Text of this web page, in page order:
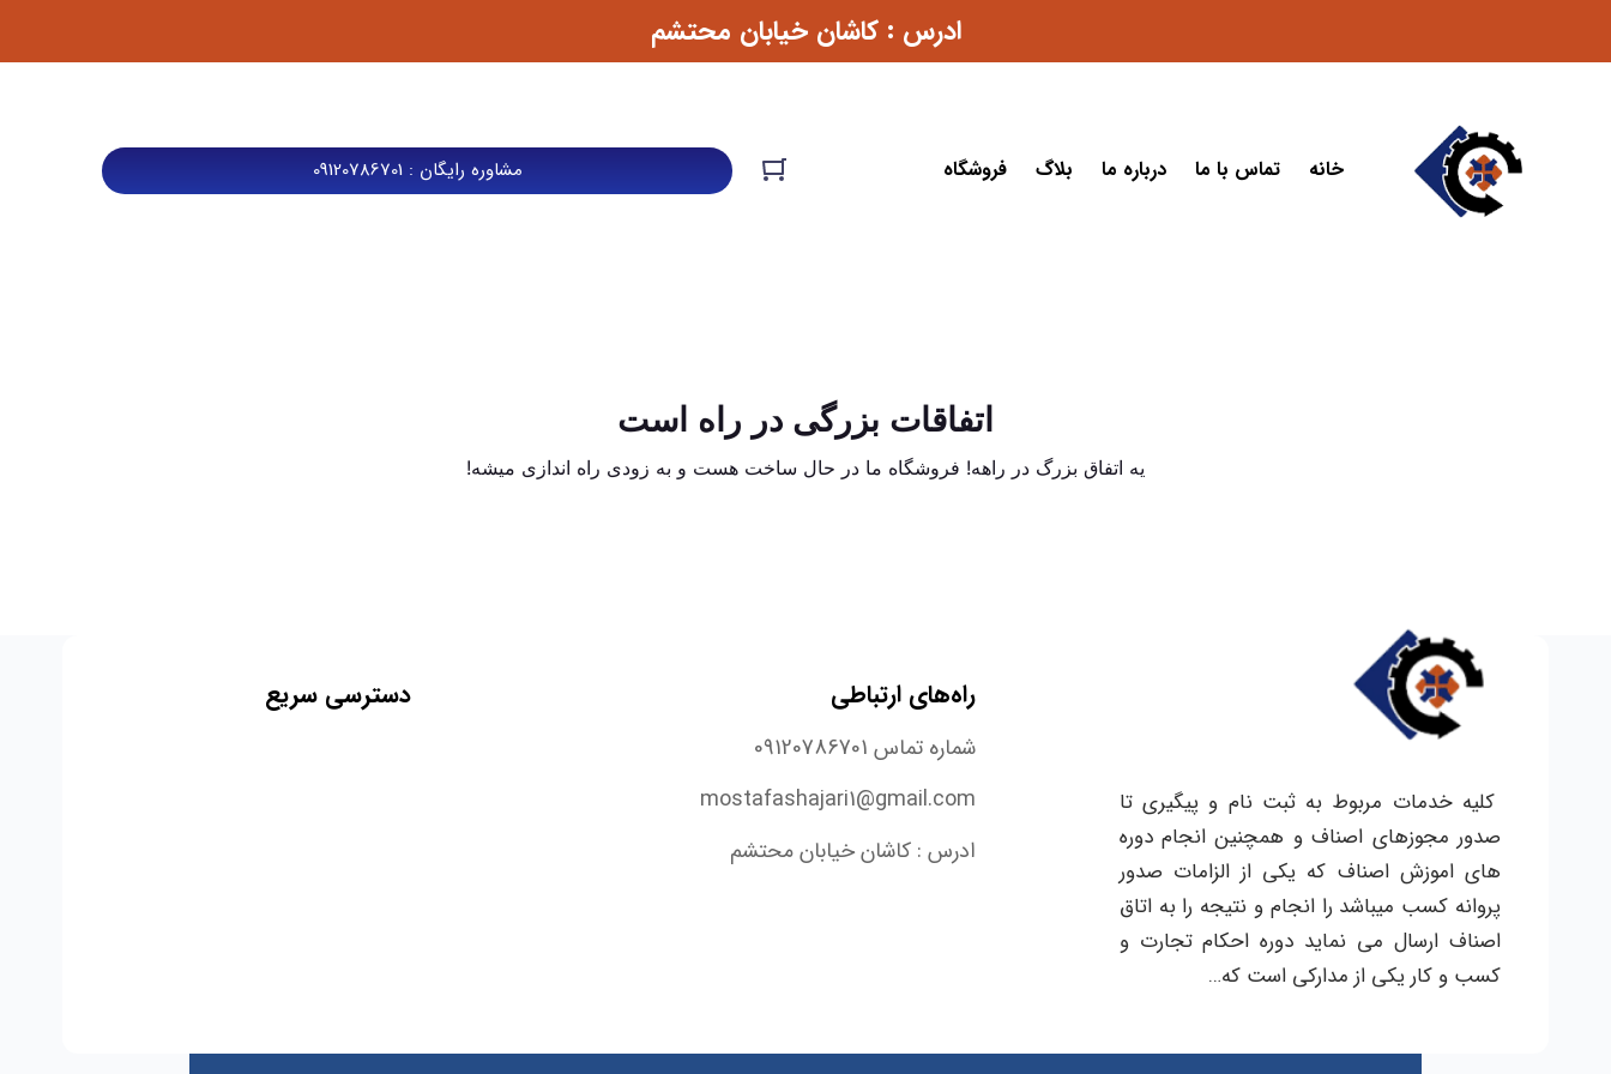
ادرس : کاشان خیابان محتشم
خانه تماس با ما درباره ما بلاگ فروشگاه مشاوره رایگان : 09120786701
اتفاقات بزرگی در راه است
یه اتفاق بزرگ در راهه! فروشگاه ما در حال ساخت هست و به زودی راه اندازی میشه!
کلیه خدمات مربوط به ثبت نام و پیگیری تا
صدور مجوزهای اصناف و همچنین انجام دوره
های اموزش اصناف که یکی از الزامات صدور
پروانه کسب میباشد را انجام و نتیجه را به اتاق
اصناف ارسال می نماید دوره احکام تجارت و
کسب و کار یکی از مدارکی است که…
راه‌های ارتباطی
شماره تماس 09120786701
mostafashajari1@gmail.com
ادرس : کاشان خیابان محتشم
دسترسی سریع